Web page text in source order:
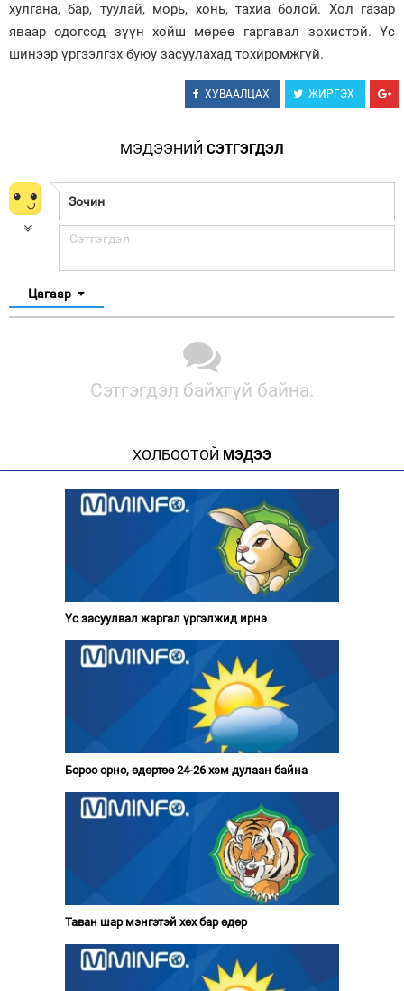
хулгана, бар, туулай, морь, хонь, тахиа болой. Хол газар
яваар одогсод зүүн хойш мөрөө гаргавал зохистой. Үс
шинээр үргээлгэх буюу засуулахад тохиромжгүй.
ХУВААЛЦАХ ЖИРГЭХ
МЭДЭЭНИЙ СЭТГЭГДЭЛ
Цагаар
Сэтгэгдэл байхгүй байна.
ХОЛБООТОЙ МЭДЭЭ
Үс засуулвал жаргал үргэлжид ирнэ
Бороо орно, өдөртөө 24-26 хэм дулаан байна
Таван шар мэнгэтэй хөх бар өдөр